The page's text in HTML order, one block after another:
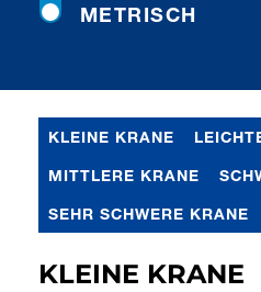
METRISCH
KLEINE KRANE
MITTLERE KRANE
SEHR SCHWERE KRANE
KLEINE KRANE